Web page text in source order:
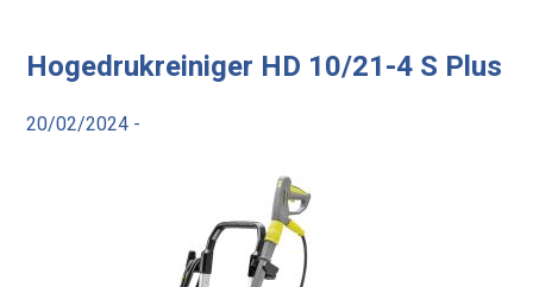
Hogedrukreiniger HD 10/21-4 S Plus
20/02/2024 -